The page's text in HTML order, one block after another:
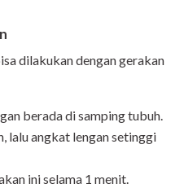
dilakukan dengan gerakan
berada di samping tubuh.
lalu angkat lengan setinggi
ini selama 1 menit.